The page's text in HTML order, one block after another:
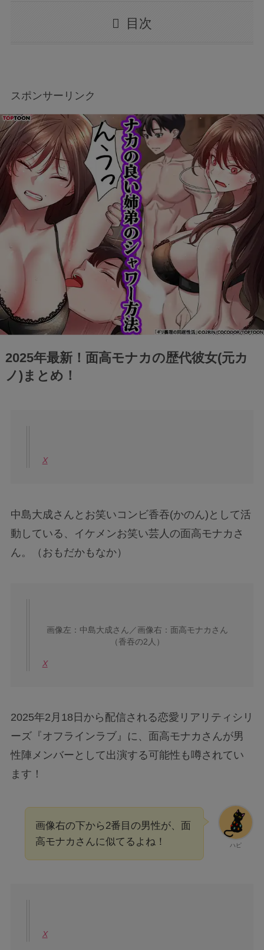
目次
スポンサーリンク
2025年最新！面高モナカの歴代彼女(元カ
ノ)まとめ！
X
中島大成さんとお笑いコンビ香吞(かのん)として活
動している、イケメンお笑い芸人の面高モナカさ
ん。（おもだかもなか）
画像左：中島大成さん／画像右：面高モナカさん
（香吞の2人）
X
2025年2月18日から配信される恋愛リアリティシリ
ーズ『オフラインラブ』に、面高モナカさんが男
性陣メンバーとして出演する可能性も噂されてい
ます！
ハピ
画像右の下から2番目の男性が、面
高モナカさんに似てるよね！
X